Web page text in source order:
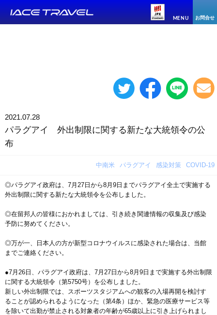
MENU お問合せ
2021.07.28
パラグアイ 外出制限に関する新たな大統領令の公
布
中南米 パラグアイ 感染対策 COVID-19
◎パラグアイ政府は、7月27日から8月9日までパラグアイ全土で実施する
外出制限に関する新たな大統領令を公布しました。
◎在留邦人の皆様におかれましては、引き続き関連情報の収集及び感染
予防に努めてください。
◎万が一、日本人の方が新型コロナウイルスに感染された場合は、当館
までご連絡ください。
●7月26日、パラグアイ政府は、7月27日から8月9日まで実施する外出制限
に関する大統領令（第5750号）を公布しました。
新しい外出制限では、スポーツスタジアムへの観客の入場再開を検討す
ることが認められるようになった（第4条）ほか、緊急の医療サービス等
を除いて出勤が禁止される対象者の年齢が65歳以上に引き上げられまし